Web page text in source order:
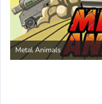
Metal Animals